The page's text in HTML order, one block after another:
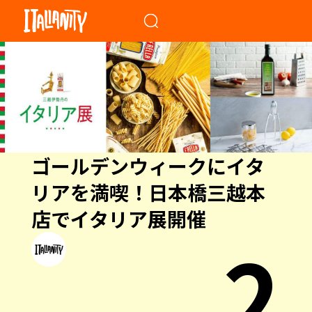
ゴールデンウィークにイタ
リアを満喫！日本橋三越本
店でイタリア展開催